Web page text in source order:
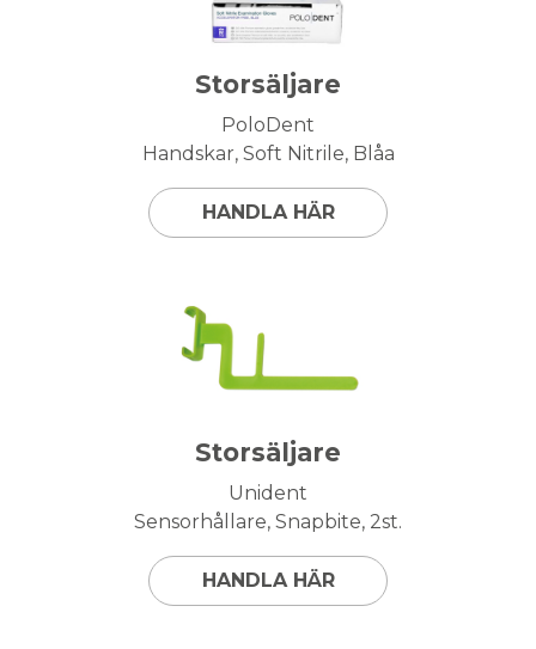
Storsäljare
PoloDent
Handskar, Soft Nitrile, Blåa
HANDLA HÄR
Storsäljare
Unident
Sensorhållare, Snapbite, 2st.
HANDLA HÄR